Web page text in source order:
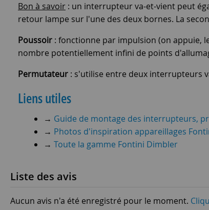
Bon à savoir : un interrupteur va-et-vient peut
retour lampe sur l'une des deux bornes. La
Poussoir : fonctionne par impulsion (on appuie,
nombre potentiellement infini de points
Permutateur : s'utilise entre deux interrupteurs
Liens utiles
→ Guide de montage des interrupteurs,
→ Photos d'inspiration appareillages
→ Toute la gamme Fontini Dimbler
Liste des avis
Aucun avis n'a été enregistré pour le moment.